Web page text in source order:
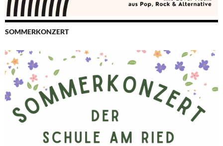
SOMMERKONZERT